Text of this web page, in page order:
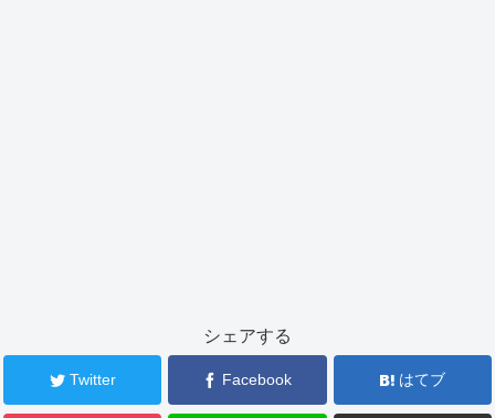
シェアする
Twitter Facebook はてブ